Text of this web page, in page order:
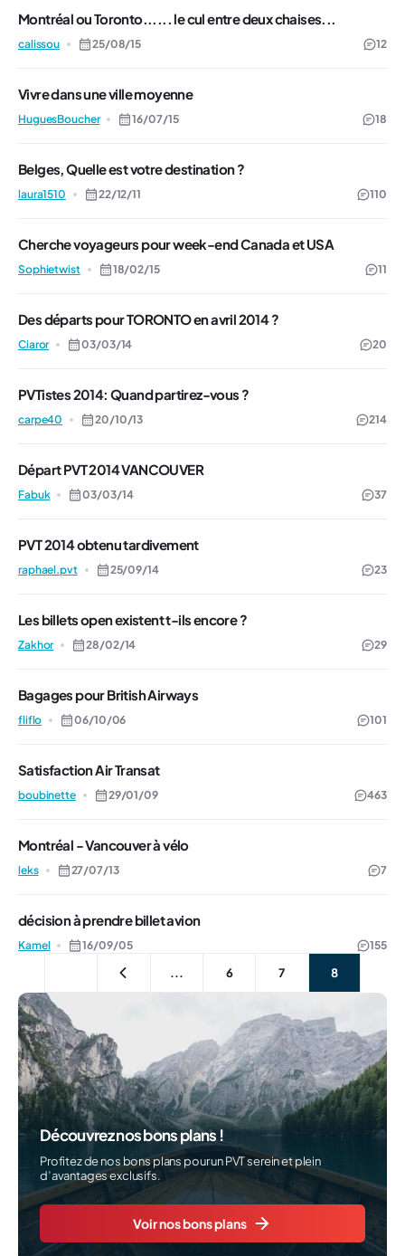
Montréal ou Toronto...... le cul entre deux chaises...
calissou 25/08/15 12
Vivre dans une ville moyenne
HuguesBoucher 16/07/15 18
Belges, Quelle est votre destination ?
laura1510 22/12/11 110
Cherche voyageurs pour week-end Canada et USA
Sophietwist 18/02/15 11
Des départs pour TORONTO en avril 2014 ?
Ciaror 03/03/14 20
PVTistes 2014: Quand partirez-vous ?
carpe40 20/10/13 214
Départ PVT 2014 VANCOUVER
Fabuk 03/03/14 37
PVT 2014 obtenu tardivement
raphael.pvt 25/09/14 23
Les billets open existent t-ils encore ?
Zakhor 28/02/14 29
Bagages pour British Airways
fliflo 06/10/06 101
Satisfaction Air Transat
boubinette 29/01/09 463
Montréal - Vancouver à vélo
leks 27/07/13 7
décision à prendre billet avion
Kamel 16/09/05 155
... 6 7 8
Découvrez nos bons plans !
Profitez de nos bons plans pour un PVT serein et plein
d’avantages exclusifs.
Voir nos bons plans